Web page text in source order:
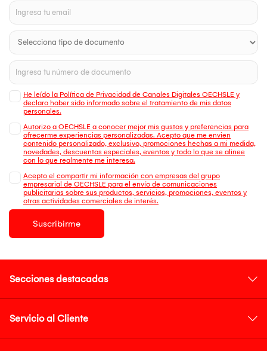
He leído la Política de Privacidad de Canales Digitales OECHSLE y
declaro haber sido informado sobre el tratamiento de mis datos
personales.
Autorizo a OECHSLE a conocer mejor mis gustos y preferencias para
ofrecerme experiencias personalizadas. Acepto que me envien
contenido personalizado, exclusivo, promociones hechas a mi medida,
novedades, descuentos especiales, eventos y todo lo que se alinee
con lo que realmente me interesa.
Acepto el compartir mi información con empresas del grupo
empresarial de OECHSLE para el envío de comunicaciones
publicitarias sobre sus productos, servicios, promociones, eventos y
otras actividades comerciales de interés.
Suscribirme
Secciones destacadas
Servicio al Cliente